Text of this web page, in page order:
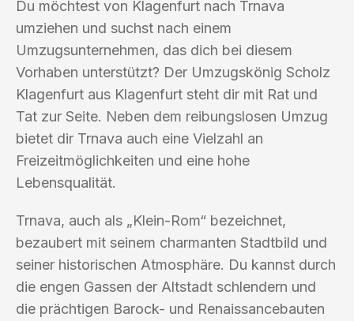
Du möchtest von Klagenfurt nach Trnava
umziehen und suchst nach einem
Umzugsunternehmen, das dich bei diesem
Vorhaben unterstützt? Der Umzugskönig Scholz
Klagenfurt aus Klagenfurt steht dir mit Rat und
Tat zur Seite. Neben dem reibungslosen Umzug
bietet dir Trnava auch eine Vielzahl an
Freizeitmöglichkeiten und eine hohe
Lebensqualität.
Trnava, auch als „Klein-Rom“ bezeichnet,
bezaubert mit seinem charmanten Stadtbild und
seiner historischen Atmosphäre. Du kannst durch
die engen Gassen der Altstadt schlendern und
die prächtigen Barock- und Renaissancebauten